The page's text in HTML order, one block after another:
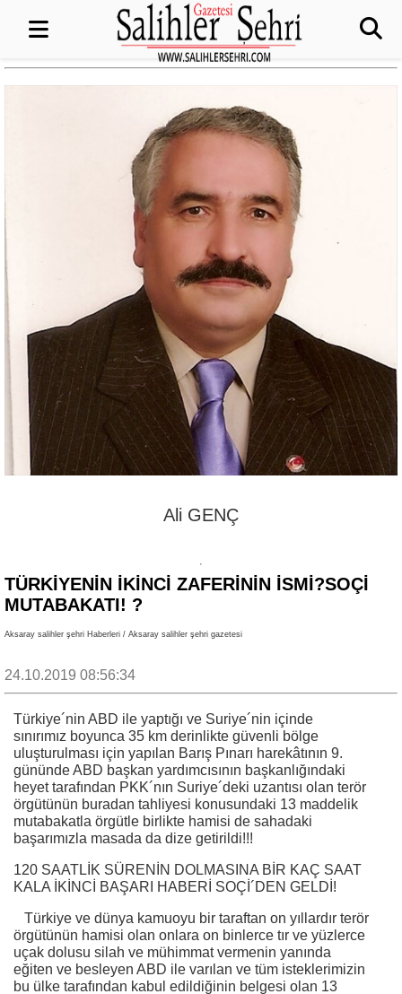
Ali GENÇ
TÜRKIYENIN İKINCI ZAFERININ İSMI?SOÇI
MUTABAKATI! ?
Aksaray salihler şehri Haberleri / Aksaray salihler şehri gazetesi
24.10.2019 08:56:34
Türkiye´nin ABD ile yaptığı ve Suriye´nin içinde
sınırımız boyunca 35 km derinlikte güvenli bölge
uluşturulması için yapılan Barış Pınarı harekâtının 9.
gününde ABD başkan yardımcısının başkanlığındaki
heyet tarafından PKK´nın Suriye´deki uzantısı olan terör
örgütünün buradan tahliyesi konusundaki 13 maddelik
mutabakatla örgütle birlikte hamisi de sahadaki
başarımızla masada da dize getirildi!!!
120 SAATLİK SÜRENİN DOLMASINA BİR KAÇ SAAT
KALA İKİNCİ BAŞARI HABERİ SOÇİ´DEN GELDİ!
Türkiye ve dünya kamuoyu bir taraftan on yıllardır terör
örgütünün hamisi olan onlara on binlerce tır ve yüzlerce
uçak dolusu silah ve mühimmat vermenin yanında
eğiten ve besleyen ABD ile varılan ve tüm isteklerimizin
bu ülke tarafından kabul edildiğinin belgesi olan 13